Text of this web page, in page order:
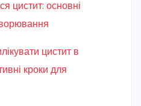
цистит: основні
цистит в
кроки для